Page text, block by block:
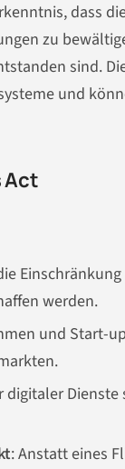
dass
zu
sind.
und
Act
werden.
und Start-
digitaler
: Anstatt eines